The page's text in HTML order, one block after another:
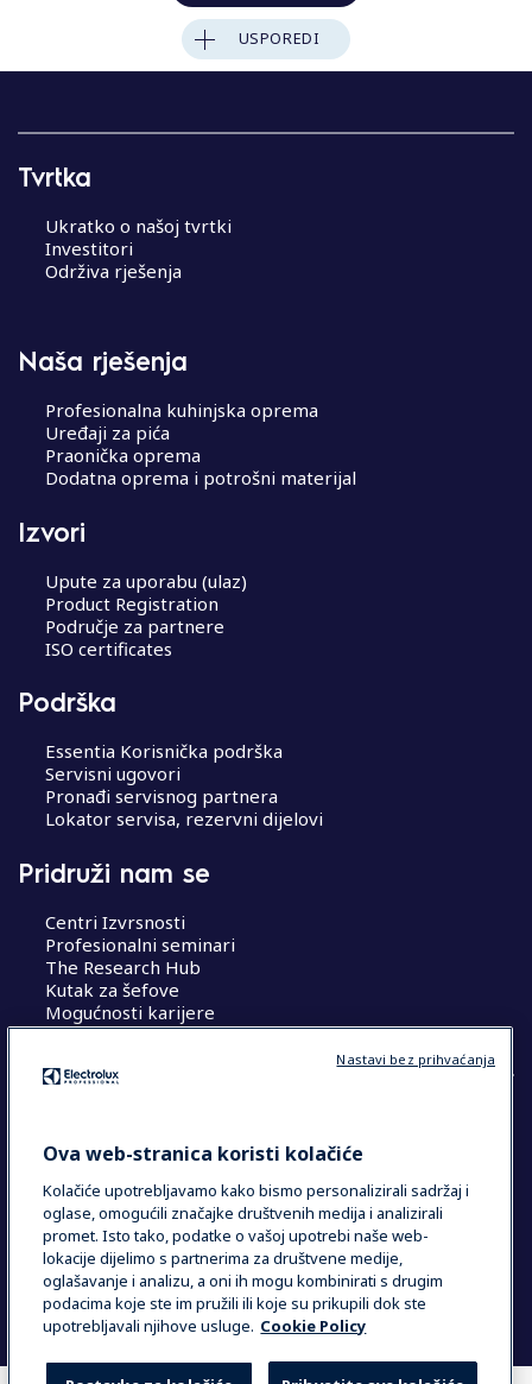
USPOREDI
Tvrtka
Ukratko o našoj tvrtki
Investitori
Održiva rješenja
Naša rješenja
Profesionalna kuhinjska oprema
Uređaji za pića
Praonička oprema
Dodatna oprema i potrošni materijal
Izvori
Upute za uporabu (ulaz)
Product Registration
Područje za partnere
ISO certificates
Podrška
Essentia Korisnička podrška
Servisni ugovori
Pronađi servisnog partnera
Lokator servisa, rezervni dijelovi
Pridruži nam se
Centri Izvrsnosti
Profesionalni seminari
The Research Hub
Kutak za šefove
Mogućnosti karijere
COUNTRY AND LANGUAGE
Data Privacy Statement
Cookie Policy
Uvjeti i odredbe
Ova web-stranica koristi kolačiće
Kolačiće upotrebljavamo kako bismo personalizirali sadržaj i
oglase, omogućili značajke društvenih medija i analizirali
promet. Isto tako, podatke o vašoj upotrebi naše web-
lokacije dijelimo s partnerima za društvene medije,
oglašavanje i analizu, a oni ih mogu kombinirati s drugim
podacima koje ste im pružili ili koje su prikupili dok ste
upotrebljavali njihove usluge. Cookie Policy
Nastavi bez prihvaćanja